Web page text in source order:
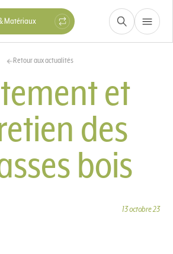
Matériaux
Retour aux actualités
et
des
bois
13 octobre 23